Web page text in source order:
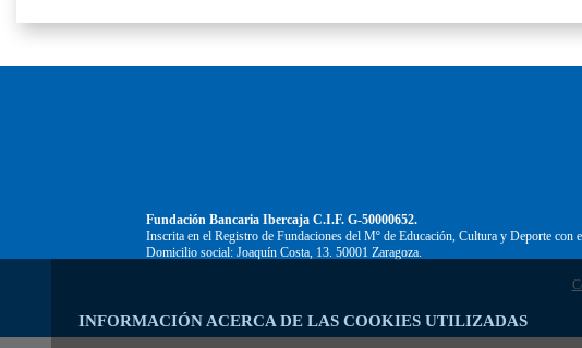
INFORMACIÓN ACERCA DE LAS COOKIES UTILIZADAS
Fundación Bancaria Ibercaja C.I.F. G-50000652.
Inscrita en el Registro de Fundaciones del Mº de Educación, Cultura y Deporte con
Domicilio social: Joaquín Costa, 13. 50001 Zaragoza.